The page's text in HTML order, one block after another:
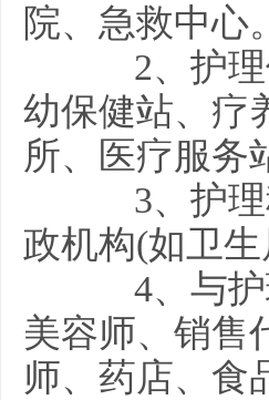
院、急救中心。
2、护理
幼保健站、疗
所、医疗服务
3、护理
政机构(如卫
4、与护
美容师、销售
师、药店、食